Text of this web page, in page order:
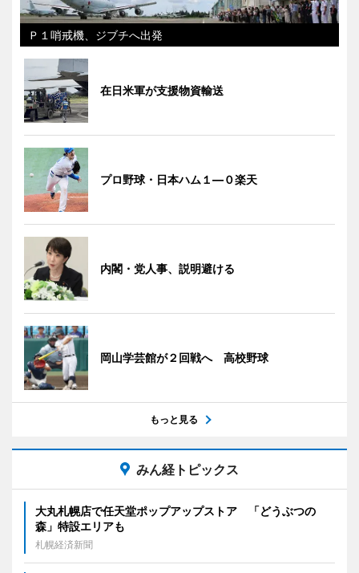
Ｐ１哨戒機、ジブチへ出発
在日米軍が支援物資輸送
プロ野球・日本ハム１―０楽天
内閣・党人事、説明避ける
岡山学芸館が２回戦へ 高校野球
もっと見る
みん経トピックス
大丸札幌店で任天堂ポップアップストア 「どうぶつの
森」特設エリアも
札幌経済新聞